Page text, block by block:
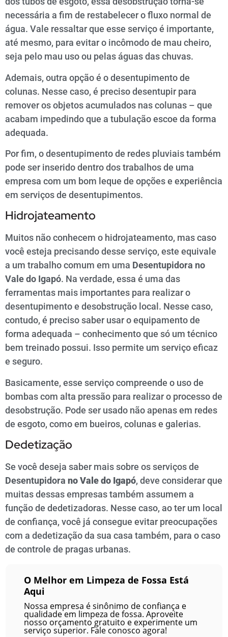
necessária a fim de restabelecer o fluxo normal de
água. Vale ressaltar que esse serviço é importante,
até mesmo, para evitar o incômodo de mau cheiro,
seja pelo mau uso ou pelas águas das chuvas.
Ademais, outra opção é o desentupimento de
colunas. Nesse caso, é preciso desentupir para
remover os objetos acumulados nas colunas – que
acabam impedindo que a tubulação escoe da forma
adequada.
Por fim, o desentupimento de redes pluviais também
pode ser inserido dentro dos trabalhos de uma
empresa com um bom leque de opções e experiência
em serviços de desentupimentos.
Hidrojateamento
Muitos não conhecem o hidrojateamento, mas caso
você esteja precisando desse serviço, este equivale
a um trabalho comum em uma Desentupidora no
Vale do Igapó. Na verdade, essa é uma das
ferramentas mais importantes para realizar o
desentupimento e desobstrução local. Nesse caso,
contudo, é preciso saber usar o equipamento de
forma adequada – conhecimento que só um técnico
bem treinado possui. Isso permite um serviço eficaz
e seguro.
Basicamente, esse serviço compreende o uso de
bombas com alta pressão para realizar o processo de
desobstrução. Pode ser usado não apenas em redes
de esgoto, como em bueiros, colunas e galerias.
Dedetização
Se você deseja saber mais sobre os serviços de
Desentupidora noVale do Igapó, deve considerar que
muitas dessas empresas também assumem a
função de dedetizadoras. Nesse caso, ao ter um local
de confiança, você já consegue evitar preocupações
com a dedetização da sua casa também, para o caso
de controle de pragas urbanas.
O Melhor em Limpeza de Fossa Está
Aqui
Nossa empresa é sinônimo de confiança e
qualidade em limpeza de fossa. Aproveite
nosso orçamento gratuito e experimente um
serviço superior. Fale conosco agora!